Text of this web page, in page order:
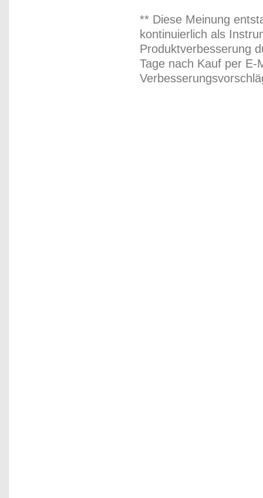
** Diese Meinung
kontinuierlich als
Produktverbesserung
Tage nach Kauf per E-